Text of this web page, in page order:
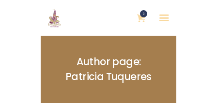
0
Author page:
Patricia Tuqueres